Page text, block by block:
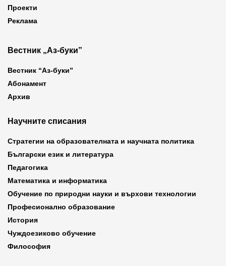
Проекти
Реклама
Вестник „Аз-буки”
Вестник “Аз-буки”
Абонамент
Архив
Научните списания
Стратегии на образователната и научната политика
Български език и литература
Педагогика
Математика и информатика
Обучение по природни науки и върхови технологии
Професионално образование
История
Чуждоезиково обучение
Философия